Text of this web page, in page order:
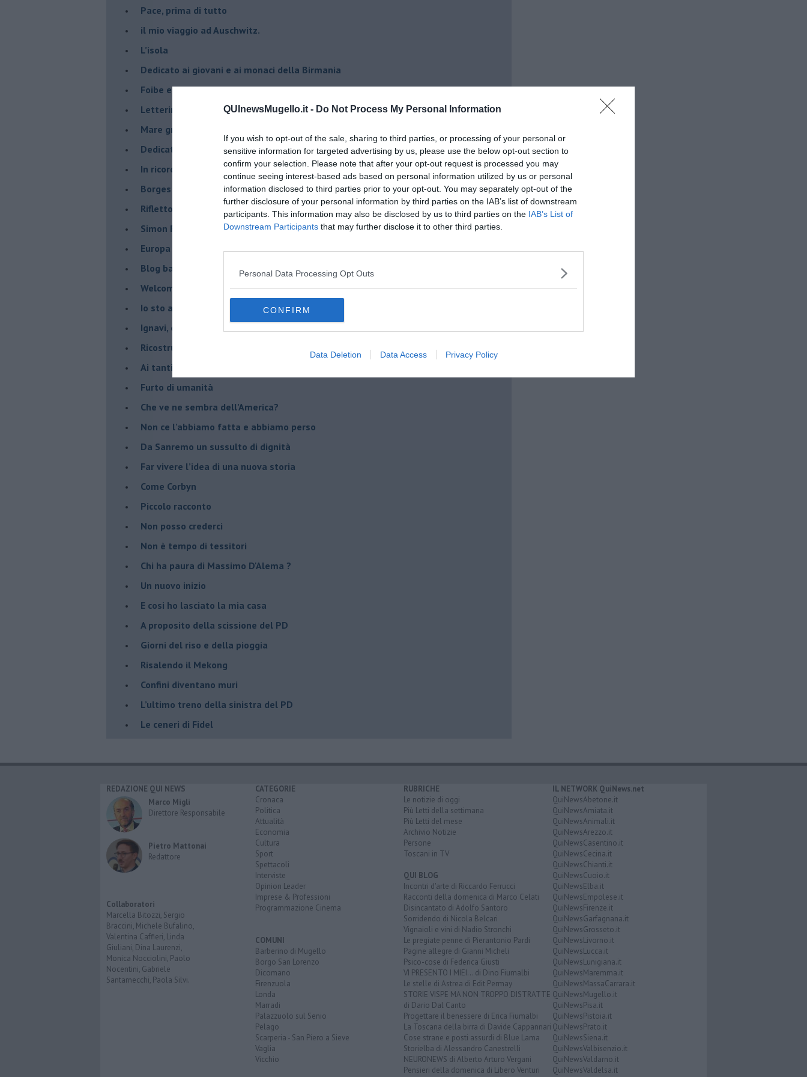
QUInewsMugello.it - Do Not Process My Personal Information
If you wish to opt-out of the sale, sharing to third parties, or processing of your personal or
sensitive information for targeted advertising by us, please use the below opt-out section to
confirm your selection. Please note that after your opt-out request is processed you may
continue seeing interest-based ads based on personal information utilized by us or personal
information disclosed to third parties prior to your opt-out. You may separately opt-out of the
further disclosure of your personal information by third parties on the IAB’s list of downstream
participants. This information may also be disclosed by us to third parties on the IAB’s List of
Downstream Participants that may further disclose it to other third parties.
Personal Data Processing Opt Outs
CONFIRM
Data Deletion Data Access Privacy Policy
​Pace, prima di tutto
​il mio viaggio ad Auschwitz.
​L’isola
Dedicato ai giovani e ai monaci della Birmania
​Foibe e giornata dei ricordi
Letterina di Natale
Mare greco
​Dedicato a George Floyd
​In ricordo di un compagno.
Borges aveva capito
Riflettono fiori rossi
Simon Radowitzky
Europa vicina e lontana dal mio cuore
Blog barbino
Welcome to America
​Io sto ancora con gli indiani
​Ignavi, opportunisti e codardi
Ricostruire una identità distrutta
Ai tanti, troppi, silenzi.
​Furto di umanità
​Che ve ne sembra dell’America?
Non ce l'abbiamo fatta e abbiamo perso
​Da Sanremo un sussulto di dignità
Far vivere l’idea di una nuova storia
Come Corbyn
Piccolo racconto
Non posso crederci
Non è tempo di tessitori
Chi ha paura di Massimo D'Alema ?
Un nuovo inizio
​E cosi ho lasciato la mia casa
A proposito della scissione del PD
​Giorni del riso e della pioggia
Risalendo il Mekong
Confini diventano muri
L’ultimo treno della sinistra del PD
Le ceneri di Fidel
REDAZIONE QUI NEWS
Marco Migli
Direttore Responsabile
Pietro Mattonai
Redattore
Collaboratori
Marcella Bitozzi, Sergio
Braccini, Michele Bufalino,
Valentina Caffieri, Linda
Giuliani, Dina Laurenzi,
Monica Nocciolini, Paolo
Nocentini, Gabriele
Santarnecchi, Paola Silvi.
CATEGORIE
Cronaca
Politica
Attualità
Economia
Cultura
Sport
Spettacoli
Interviste
Opinion Leader
Imprese & Professioni
Programmazione Cinema
COMUNI
Barberino di Mugello
Borgo San Lorenzo
Dicomano
Firenzuola
Londa
Marradi
Palazzuolo sul Senio
Pelago
Scarperia - San Piero a Sieve
Vaglia
Vicchio
RUBRICHE
Le notizie di oggi
Più Letti della settimana
Più Letti del mese
Archivio Notizie
Persone
Toscani in TV
QUI BLOG
Incontri d'arte di Riccardo Ferrucci
Racconti della domenica di Marco Celati
Disincantato di Adolfo Santoro
Sorridendo di Nicola Belcari
Vignaioli e vini di Nadio Stronchi
Le pregiate penne di Pierantonio Pardi
Pagine allegre di Gianni Micheli
Psico-cose di Federica Giusti
VI PRESENTO I MIEI... di Dino Fiumalbi
Le stelle di Astrea di Edit Permay
STORIE VISPE MA NON TROPPO DISTRATTE
di Dario Dal Canto
Progettare il benessere di Erica Fiumalbi
La Toscana della birra di Davide Cappannari
Cose strane e posti assurdi di Blue Lama
Storielba di Alessandro Canestrelli
NEURONEWS di Alberto Arturo Vergani
Pensieri della domenica di Libero Venturi
IL NETWORK QuiNews.net
QuiNewsAbetone.it
QuiNewsAmiata.it
QuiNewsAnimali.it
QuiNewsArezzo.it
QuiNewsCasentino.it
QuiNewsCecina.it
QuiNewsChianti.it
QuiNewsCuoio.it
QuiNewsElba.it
QuiNewsEmpolese.it
QuiNewsFirenze.it
QuiNewsGarfagnana.it
QuiNewsGrosseto.it
QuiNewsLivorno.it
QuiNewsLucca.it
QuiNewsLunigiana.it
QuiNewsMaremma.it
QuiNewsMassaCarrara.it
QuiNewsMugello.it
QuiNewsPisa.it
QuiNewsPistoia.it
QuiNewsPrato.it
QuiNewsSiena.it
QuiNewsValbisenzio.it
QuiNewsValdarno.it
QuiNewsValdelsa.it